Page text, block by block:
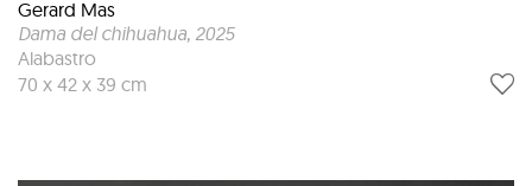
Gerard Mas
Dama del chihuahua, 2025
Alabastro
70 x 42 x 39 cm